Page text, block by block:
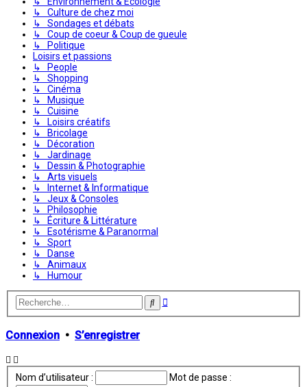
↳ Culture de chez moi
↳ Sondages et débats
↳ Coup de coeur & Coup de gueule
↳ Politique
Loisirs et passions
↳ People
↳ Shopping
↳ Cinéma
↳ Musique
↳ Cuisine
↳ Loisirs créatifs
↳ Bricolage
↳ Décoration
↳ Jardinage
↳ Dessin & Photographie
↳ Arts visuels
↳ Internet & Informatique
↳ Jeux & Consoles
↳ Philosophie
↳ Écriture & Littérature
↳ Esotérisme & Paranormal
↳ Sport
↳ Danse
↳ Animaux
↳ Humour
Rechercher
Recherche
Connexion • S’enregistrer
Nom d’utilisateur : Mot de passe :